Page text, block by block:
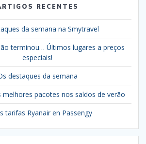
RECENTES
da semana na Smytravel
terminou… Últimos lugares a preços
especiais!
destaques da semana
melhores pacotes nos saldos de verão
tarifas Ryanair en Passengy